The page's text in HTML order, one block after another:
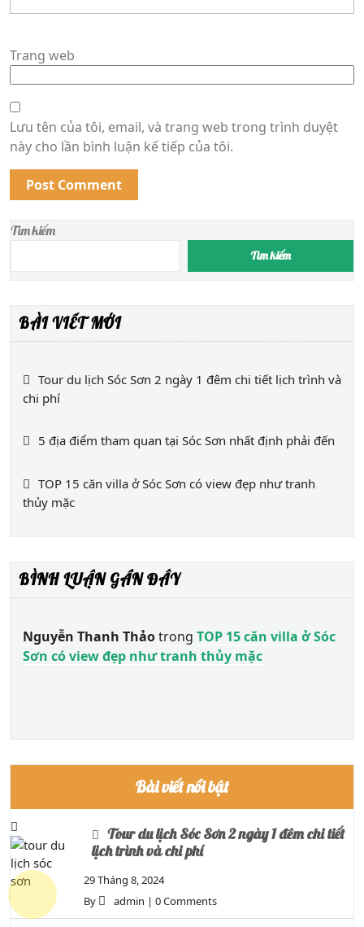
Trang web
Lưu tên của tôi, email, và trang web trong trình duyệt
này cho lần bình luận kế tiếp của tôi.
Tìm kiếm
Tìm kiếm
BÀI VIẾT MỚI
Tour du lịch Sóc Sơn 2 ngày 1 đêm chi tiết lịch trình và
chi phí
5 địa điểm tham quan tại Sóc Sơn nhất định phải đến
TOP 15 căn villa ở Sóc Sơn có view đẹp như tranh
thủy mặc
BÌNH LUẬN GẦN ĐÂY
Nguyễn Thanh Thảotrong TOP 15 căn villa ở Sóc
Sơn có view đẹp như tranh thủy mặc
Bài viết nổi bật
Tour du lịch Sóc Sơn 2 ngày 1 đêm chi tiết
lịch trình và chi phí
29 Tháng 8, 2024
By
admin | 0 Comments